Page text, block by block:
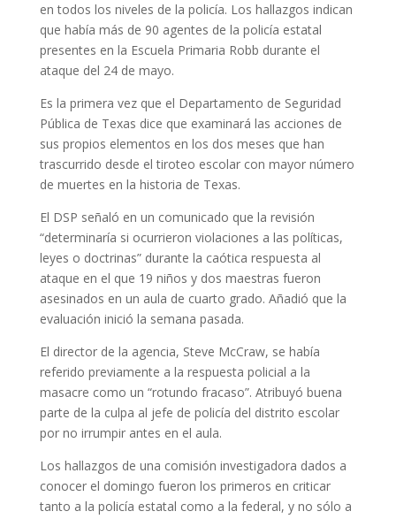
en todos los niveles de la policía. Los hallazgos indican
que había más de 90 agentes de la policía estatal
presentes en la Escuela Primaria Robb durante el
ataque del 24 de mayo.
Es la primera vez que el Departamento de Seguridad
Pública de Texas dice que examinará las acciones de
sus propios elementos en los dos meses que han
trascurrido desde el tiroteo escolar con mayor número
de muertes en la historia de Texas.
El DSP señaló en un comunicado que la revisión
“determinaría si ocurrieron violaciones a las políticas,
leyes o doctrinas” durante la caótica respuesta al
ataque en el que 19 niños y dos maestras fueron
asesinados en un aula de cuarto grado. Añadió que la
evaluación inició la semana pasada.
El director de la agencia, Steve McCraw, se había
referido previamente a la respuesta policial a la
masacre como un “rotundo fracaso”. Atribuyó buena
parte de la culpa al jefe de policía del distrito escolar
por no irrumpir antes en el aula.
Los hallazgos de una comisión investigadora dados a
conocer el domingo fueron los primeros en criticar
tanto a la policía estatal como a la federal, y no sólo a